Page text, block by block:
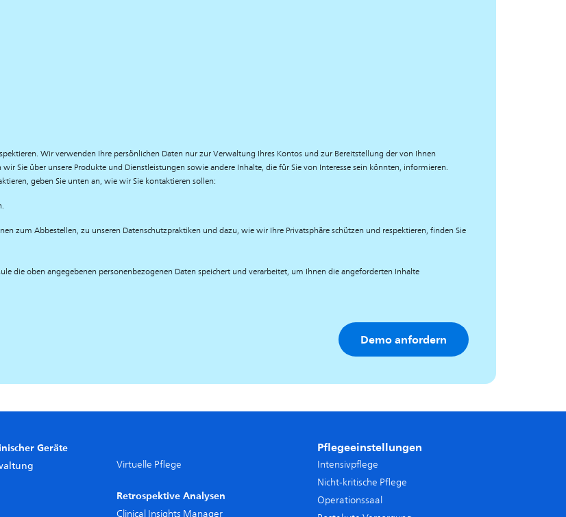
Wir verwenden Ihre persönlichen Daten nur zur Verwaltung Ihres Kontos und zur Bereitstellung der von Ihnen
Sie über unsere Produkte und Dienstleistungen sowie andere Inhalte, die für Sie von Interesse sein könnten, informieren.
geben Sie unten an, wie wir Sie kontaktieren sollen:
zum Abbestellen, zu unseren Datenschutzpraktiken und dazu, wie wir Ihre Privatsphäre schützen und respektieren, finden Sie
die oben angegebenen personenbezogenen Daten speichert und verarbeitet, um Ihnen die angeforderten Inhalte
Geräte
Virtuelle Pflege
Retrospektive Analysen
Pflegeeinstellungen
Intensivpflege
Nicht-kritische Pflege
Operationssaal